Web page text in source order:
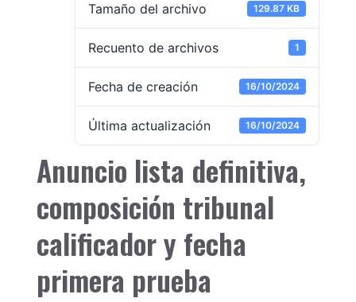
Tamaño del archivo 129.87 KB
Recuento de archivos 1
Fecha de creación 16/10/2024
Última actualización 16/10/2024
Anuncio lista definitiva,
composición tribunal
calificador y fecha
primera prueba